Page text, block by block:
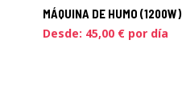
MÁQUINA DE HUMO (1200W)
Desde: 45,00 € por día